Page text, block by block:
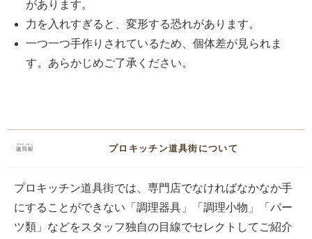
があります。
力を入れすぎると、変形する恐れがあります。
一つ一つ手作りされているため、個体差が見られま
す。あらかじめご了承ください。
プロキッチン道具街について
プロキッチン道具街では、専門店でなければなかなか手
にすることができない「調理器具」「調理小物」「パー
ツ類」などをスタッフ独自の目線でセレクトしてご紹介